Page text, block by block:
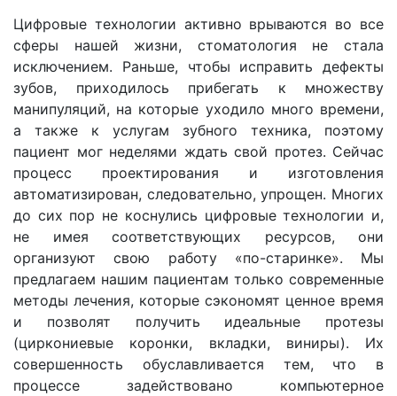
Цифровые технологии активно врываются во все
сферы нашей жизни, стоматология не стала
исключением. Раньше, чтобы исправить дефекты
зубов, приходилось прибегать к множеству
манипуляций, на которые уходило много времени,
а также к услугам зубного техника, поэтому
пациент мог неделями ждать свой протез. Сейчас
процесс проектирования и изготовления
автоматизирован, следовательно, упрощен. Многих
до сих пор не коснулись цифровые технологии и,
не имея соответствующих ресурсов, они
организуют свою работу «по-старинке». Мы
предлагаем нашим пациентам только современные
методы лечения, которые сэкономят ценное время
и позволят получить идеальные протезы
(циркониевые коронки, вкладки, виниры). Их
совершенность обуславливается тем, что в
процессе задействовано компьютерное